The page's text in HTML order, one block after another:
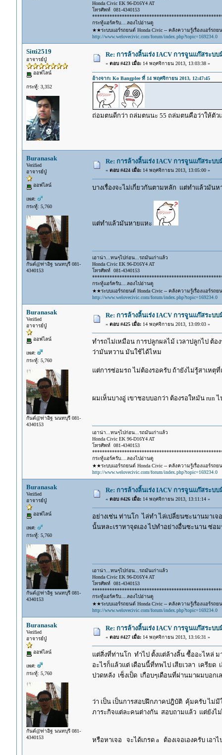
Honda Civic EK 96-D16Y4 AT
โทรศัพท์ 081-4340153
กระทู้แอร์ครับ....ลองไปอ่านดู
★★ระบบแอร์รถยนต์ Honda Civic -- คลังความรู้เรื่องแอร์รถ
http://www.welovecivic.com/forum/index.php?topic=169234.0
Sitti2519
อาจารย์ปู่
ออฟไลน์
กระทู้: 3,352
Re: การล้างลิ้นเร่ง IACV การจูนแก๊สระ
« ตอบ #423 เมื่อ:14 พฤศจิกายน 2013, 13:03:38 »
อ้างจาก: Ko Bangplee ที่ 14 พฤศจิกายน 2013, 12:47:45
ถ่อมตนดีกว่า ถล่มตนนะ 55 ถล่มตนคือว่าให้ตัวเ
Buranasak
Verified
อาจารย์ปู่
ออฟไลน์
เพศ:
กระทู้: 5,760
กันต์@ท่าอิฐ นนทบุรี 081-
4340153
Re: การล้างลิ้นเร่ง IACV การจูนแก๊สระ
« ตอบ #424 เมื่อ:14 พฤศจิกายน 2013, 13:05:00 »
บางเรื่องจะไม่เกี่ยวกันตามหลัก แต่ทำแล้วมัน
แต่ทำแล้วมันหายแหะ
เอาน่า...ทนๆไปก่อน...รถมันเก่าแล้ว
Honda Civic EK 96-D16Y4 AT
โทรศัพท์ 081-4340153
กระทู้แอร์ครับ....ลองไปอ่านดู
★★ระบบแอร์รถยนต์ Honda Civic -- คลังความรู้เรื่องแอร์รถ
http://www.welovecivic.com/forum/index.php?topic=169234.0
Buranasak
Verified
อาจารย์ปู่
ออฟไลน์
เพศ:
กระทู้: 5,760
กันต์@ท่าอิฐ นนทบุรี 081-
4340153
Re: การล้างลิ้นเร่ง IACV การจูนแก๊สระ
« ตอบ #425 เมื่อ:14 พฤศจิกายน 2013, 13:09:03 »
ทำรถไม่เหมือน การปลูกผลไม้ เวลาปลูกไป ต้
ว่ามันหวาน มันใช้ได้ไหม
แต่การซ่อมรถ ไม่ต้องรอครับ ถ้ายังไม่รู้สาเหตุ
ผมเห็นบางอู่ เขาชอบบอกว่า ต้องรอใหมัน run
เอาน่า...ทนๆไปก่อน...รถมันเก่าแล้ว
Honda Civic EK 96-D16Y4 AT
โทรศัพท์ 081-4340153
กระทู้แอร์ครับ....ลองไปอ่านดู
★★ระบบแอร์รถยนต์ Honda Civic -- คลังความรู้เรื่องแอร์รถ
http://www.welovecivic.com/forum/index.php?topic=169234.0
Buranasak
Verified
อาจารย์ปู่
ออฟไลน์
เพศ:
กระทู้: 5,760
กันต์@ท่าอิฐ นนทบุรี 081-
4340153
Re: การล้างลิ้นเร่ง IACV การจูนแก๊สระ
« ตอบ #426 เมื่อ:14 พฤศจิกายน 2013, 13:11:14 »
อย่างเช่น ท่านโก ไล่ทำ ไล่เปลี่ยนซะนานมาเจ
นั้นหละเราหาจุดเอง ไปทำอย่างอื่นซะนาน ซ่อ
เอาน่า...ทนๆไปก่อน...รถมันเก่าแล้ว
Honda Civic EK 96-D16Y4 AT
โทรศัพท์ 081-4340153
กระทู้แอร์ครับ....ลองไปอ่านดู
★★ระบบแอร์รถยนต์ Honda Civic -- คลังความรู้เรื่องแอร์รถ
http://www.welovecivic.com/forum/index.php?topic=169234.0
Buranasak
Verified
อาจารย์ปู่
ออฟไลน์
เพศ:
กระทู้: 5,760
กันต์@ท่าอิฐ นนทบุรี 081-
4340153
Re: การล้างลิ้นเร่ง IACV การจูนแก๊สระ
« ตอบ #427 เมื่อ:14 พฤศจิกายน 2013, 13:16:31 »
แต่สิ่งที่ท่านโก ทำไป ตั้งแต่ล้างลิ้น ซื้ออะไหล่
อะไรก็แล้วแต่ เดือนนี้ที่ทพไป เสียเวลา เครียด
ปวดหลัง เซ็งเป็ด เกือบๆเดือนที่ผ่านมาผมบอกเ
ว่า เป็น เป็นการสอบฝึกภาคปฎิบัติ คุ้มครับ ไม่มี
ภาระกิจแต่ละคนต่างกัน สอบถามแล้ว แต่ยังไ
หรือหาเจอ จะได้เกรด a ต้องเจอเองครับ เอา